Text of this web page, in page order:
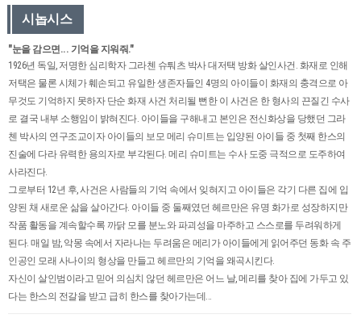
시놉시스
"눈을 감으면... 기억을 지워줘."
1926년 독일, 저명한 심리학자 그라첸 슈퉈츠 박사 대저택 방화 살인사건. 화재로 인해
저택은 물론 시체가 훼손되고 유일한 생존자들인 4명의 아이들이 화재의 충격으로 아
무것도 기억하지 못하자 단순 화재 사건 처리될 뻔한 이 사건은 한 형사의 끈질긴 수사
로 결국 내부 소행임이 밝혀진다. 아이들을 구해내고 본인은 전신화상을 당했던 그라
첸 박사의 연구조교이자 아이들의 보모 메리 슈미트는 입양된 아이들 중 첫째 한스의
진술에 다라 유력한 용의자로 부각된다. 메리 슈미트는 수사 도중 극적으로 도주하여
사라진다.
그로부터 12년 후, 사건은 사람들의 기억 속에서 잊혀지고 아이들은 각기 다른 집에 입
양된 채 새로운 삶을 살아간다. 아이들 중 둘째였던 헤르만은 유명 화가로 성장하지만
작품 활동을 계속할수록 까닭 모를 분노와 파괴성을 마주하고 스스로를 두려워하게
된다. 매일 밤, 악몽 속에서 자라나는 두려움은 메리가 아이들에게 읽어주던 동화 속 주
인공인 모래 사나이의 형상을 만들고 헤르만의 기억을 왜곡시킨다.
자신이 살인범이라고 믿어 의심치 않던 헤르만은 어느 날, 메리를 찾아 집에 가두고 있
다는 한스의 전갈을 받고 급히 한스를 찾아가는데...